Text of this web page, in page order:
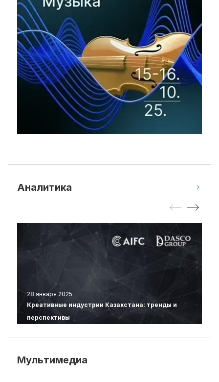
Аналитика
28 января 2025
Креативные индустрии Казахстана: тренды и
перспективы
Мультимедиа